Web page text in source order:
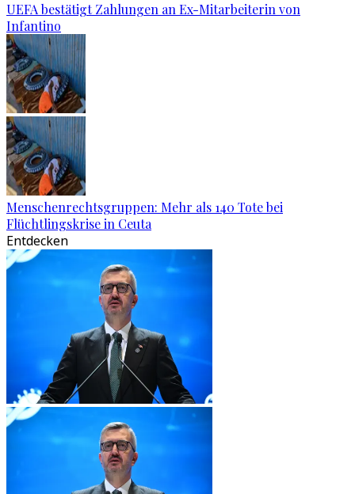
UEFA bestätigt Zahlungen an Ex-Mitarbeiterin von
Infantino
Menschenrechtsgruppen: Mehr als 140 Tote bei
Flüchtlingskrise in Ceuta
Entdecken